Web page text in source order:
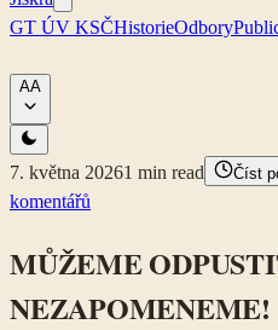
GT ÚV KSČHistorieOdbory
AA
7. května 20261 min read Číst
komentářů
MŮŽEME
NEZAPOMENEME!